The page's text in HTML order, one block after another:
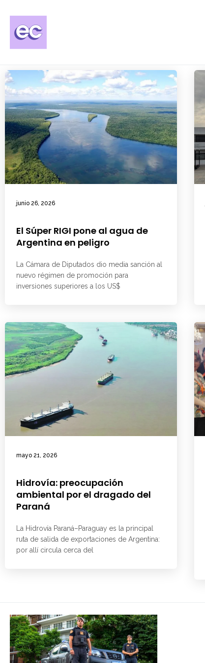
junio 26, 2026
El Súper RIGI pone al agua de
Argentina en peligro
La Cámara de Diputados dio media sanción al
nuevo régimen de promoción para
inversiones superiores a los US$
mayo 21, 2026
Hidrovía: preocupación
ambiental por el dragado del
Paraná
La Hidrovía Paraná–Paraguay es la principal
ruta de salida de exportaciones de Argentina:
por allí circula cerca del